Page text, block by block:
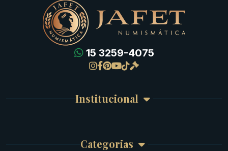
15 3259-4075
Institucional
Meus Pedidos
Carrinho de Compra
Atendimento
Categorias
Gregas
Byzantinas
Bíblicas
Ouro